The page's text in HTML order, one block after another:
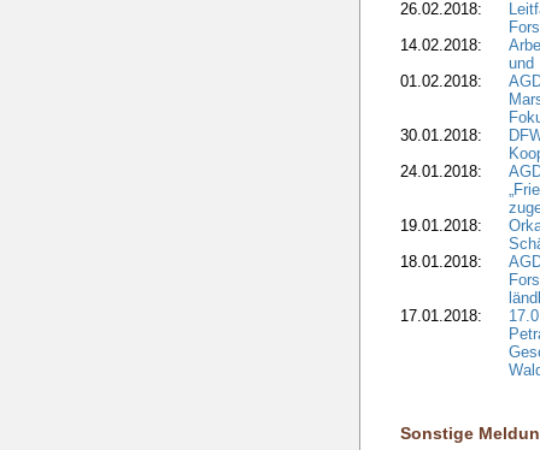
26.02.2018:
14.02.2018:
und
01.02.2018:
30.01.2018:
24.01.2018:
19.01.2018:
18.01.2018:
17.01.2018:
Sonstige